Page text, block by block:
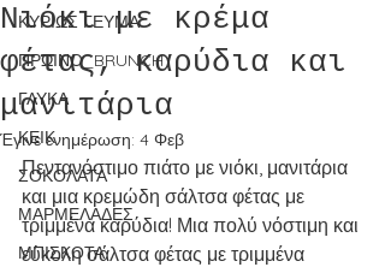
ΚΥΡΙΩΣ ΓΕΥΜΑ
ΠΡΩΙΝΟ_BRUNCH
ΓΛΥΚΑ
ΚΕΙΚ
ΣΟΚΟΛΑΤΑ
ΜΑΡΜΕΛΑΔΕΣ
ΜΠΙΣΚΟΤΑ
Νιόκι με κρέμα
φέτας, καρύδια και
μανιτάρια
Έγινε ενημέρωση: 4 Φεβ
Πεντανόστιμο πιάτο με νιόκι, μανιτάρια
και μια κρεμώδη σάλτσα φέτας με
τριμμένα καρύδια! Μια πολύ νόστιμη και
εύκολη σάλτσα φέτας με τριμμένα